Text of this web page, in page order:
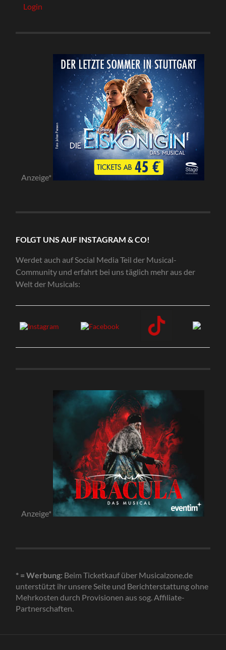
Login
Anzeige*
FOLGT UNS AUF INSTAGRAM & CO!
Werdet auch auf Social Media Teil der Musical-
Community und erfahrt bei uns täglich mehr aus der
Welt der Musicals:
Anzeige*
* = Werbung: Beim Ticketkauf über Musicalzone.de
unterstützt ihr unsere Seite und Berichterstattung ohne
Mehrkosten durch Provisionen aus sog. Affiliate-
Partnerschaften.